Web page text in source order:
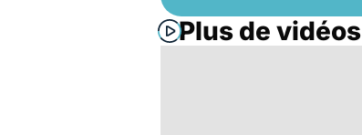
Plus de vidéos